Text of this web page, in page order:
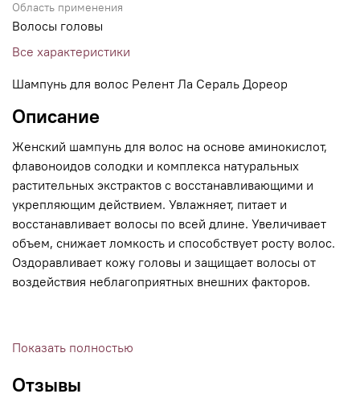
Область применения
Волосы головы
Все характеристики
Шампунь для волос Релент Ла Сераль Дореор
Описание
Женский шампунь для волос на основе аминокислот,
флавоноидов солодки и комплекса натуральных
растительных экстрактов с восстанавливающими и
укрепляющим действием. Увлажняет, питает и
восстанавливает волосы по всей длине. Увеличивает
объем, снижает ломкость и способствует росту волос.
Оздоравливает кожу головы и защищает волосы от
воздействия неблагоприятных внешних факторов.
• Бережно ухаживает за волосами. Увлажняет, питает,
Показать полностью
Отзывы